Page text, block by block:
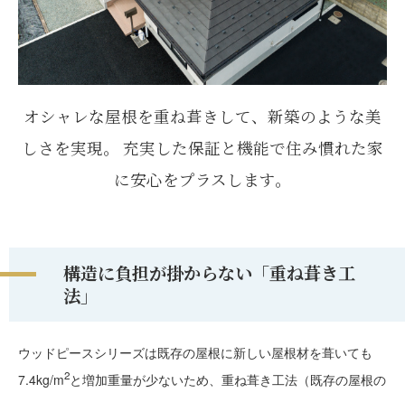
オシャレな屋根を重ね葺きして、新築のような美
しさを実現。
充実した保証と機能で住み慣れた家
に安心をプラスします。
構造に負担が掛からない「重ね葺き工
法」
ウッドピースシリーズは既存の屋根に新しい屋根材を葺いても
7.4kg/m2と増加重量が少ないため、重ね葺き工法（既存の屋根の